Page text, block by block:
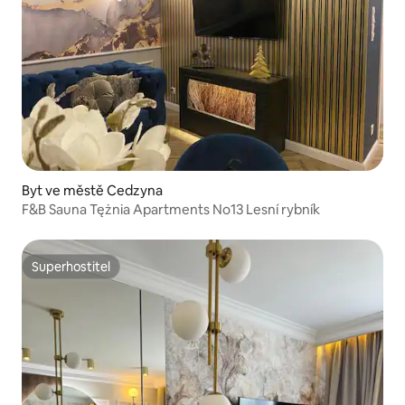
Byt ve městě Cedzyna
F&B Sauna Tężnia Apartments No13 Lesní rybník
Superhostitel
Superhostitel